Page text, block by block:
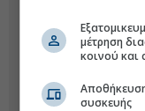
μέτρηση
κοινού και
συσκευής